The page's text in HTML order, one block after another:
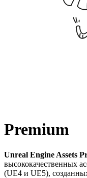
Premium
Unreal Engine Assets
высококачественных
(UE4 и UE5),